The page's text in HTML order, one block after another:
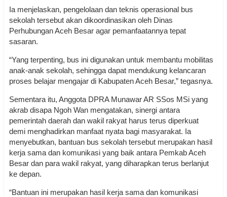
Ia menjelaskan, pengelolaan dan teknis operasional bus
sekolah tersebut akan dikoordinasikan oleh Dinas
Perhubungan Aceh Besar agar pemanfaatannya tepat
sasaran.
“Yang terpenting, bus ini digunakan untuk membantu mobilitas
anak-anak sekolah, sehingga dapat mendukung kelancaran
proses belajar mengajar di Kabupaten Aceh Besar,” tegasnya.
Sementara itu, Anggota DPRA Munawar AR SSos MSi yang
akrab disapa Ngoh Wan mengatakan, sinergi antara
pemerintah daerah dan wakil rakyat harus terus diperkuat
demi menghadirkan manfaat nyata bagi masyarakat. Ia
menyebutkan, bantuan bus sekolah tersebut merupakan hasil
kerja sama dan komunikasi yang baik antara Pemkab Aceh
Besar dan para wakil rakyat, yang diharapkan terus berlanjut
ke depan.
“Bantuan ini merupakan hasil kerja sama dan komunikasi